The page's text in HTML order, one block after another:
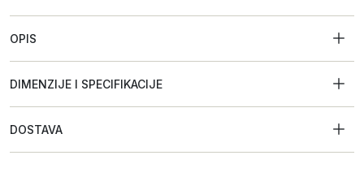
OPIS
DIMENZIJE I SPECIFIKACIJE
DOSTAVA